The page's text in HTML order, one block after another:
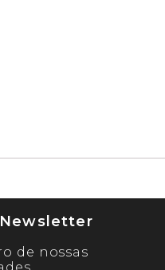
de nossas